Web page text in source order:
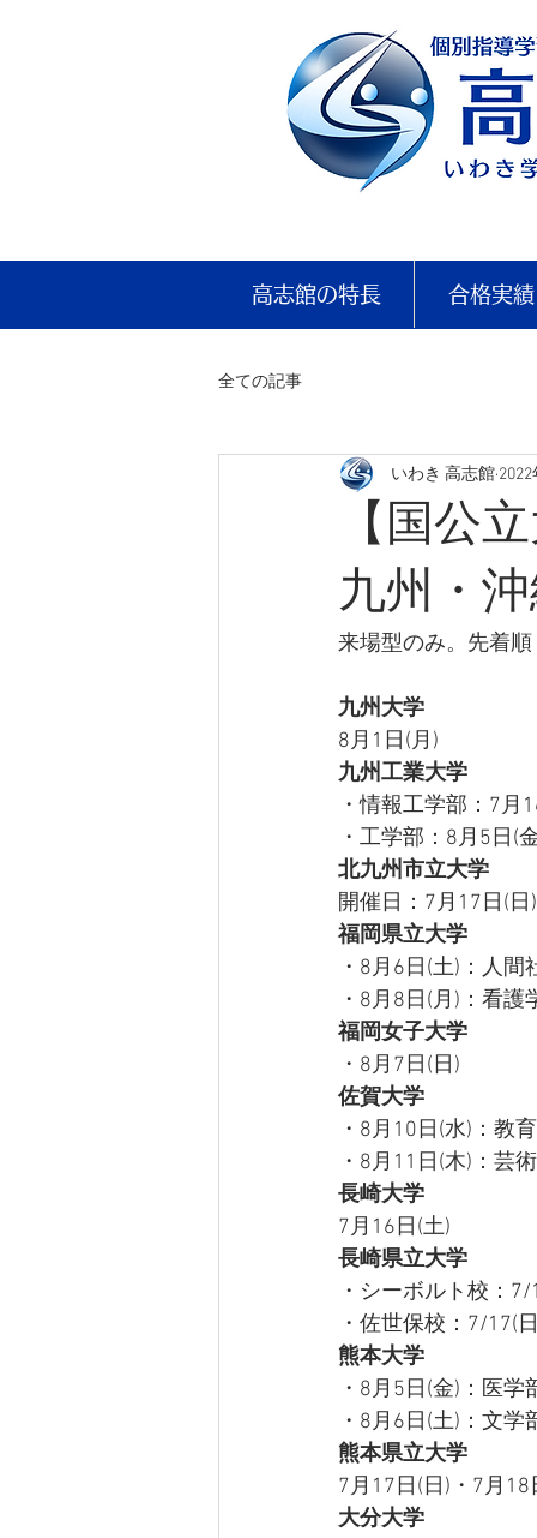
高志館の特長 合格実績
全ての記事
【国公
九州・
いわき 高志館
来場型のみ。先着
九州大学
8月1日(月)
九州工業大学
・情報工学部：7月
・工学部：8月5日(
北九州市立大学
開催日：7月17日(
福岡県立大学
・8月6日(土)：人間
・8月8日(月)：看護
福岡女子大学
・8月7日(日)
佐賀大学
・8月10日(水)：教
・8月11日(木)：芸
長崎大学
7月16日(土)
長崎県立大学
・シーボルト校：
・佐世保校：7/17(
熊本大学
・8月5日(金)：医
・8月6日(土)：文
熊本県立大学
7月17日(日)・7月18
大分大学